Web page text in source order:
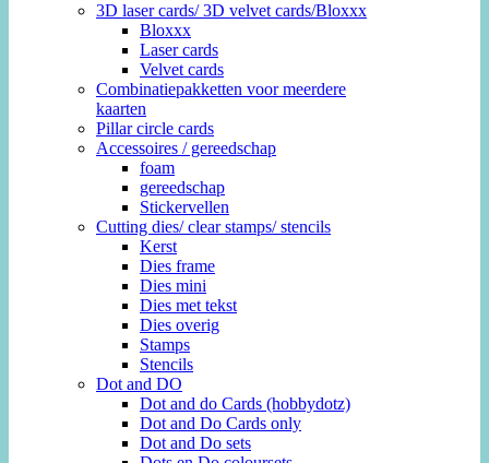
3D laser cards/ 3D velvet cards/Bloxxx
Bloxxx
Laser cards
Velvet cards
Combinatiepakketten voor meerdere
kaarten
Pillar circle cards
Accessoires / gereedschap
foam
gereedschap
Stickervellen
Cutting dies/ clear stamps/ stencils
Kerst
Dies frame
Dies mini
Dies met tekst
Dies overig
Stamps
Stencils
Dot and DO
Dot and do Cards (hobbydotz)
Dot and Do Cards only
Dot and Do sets